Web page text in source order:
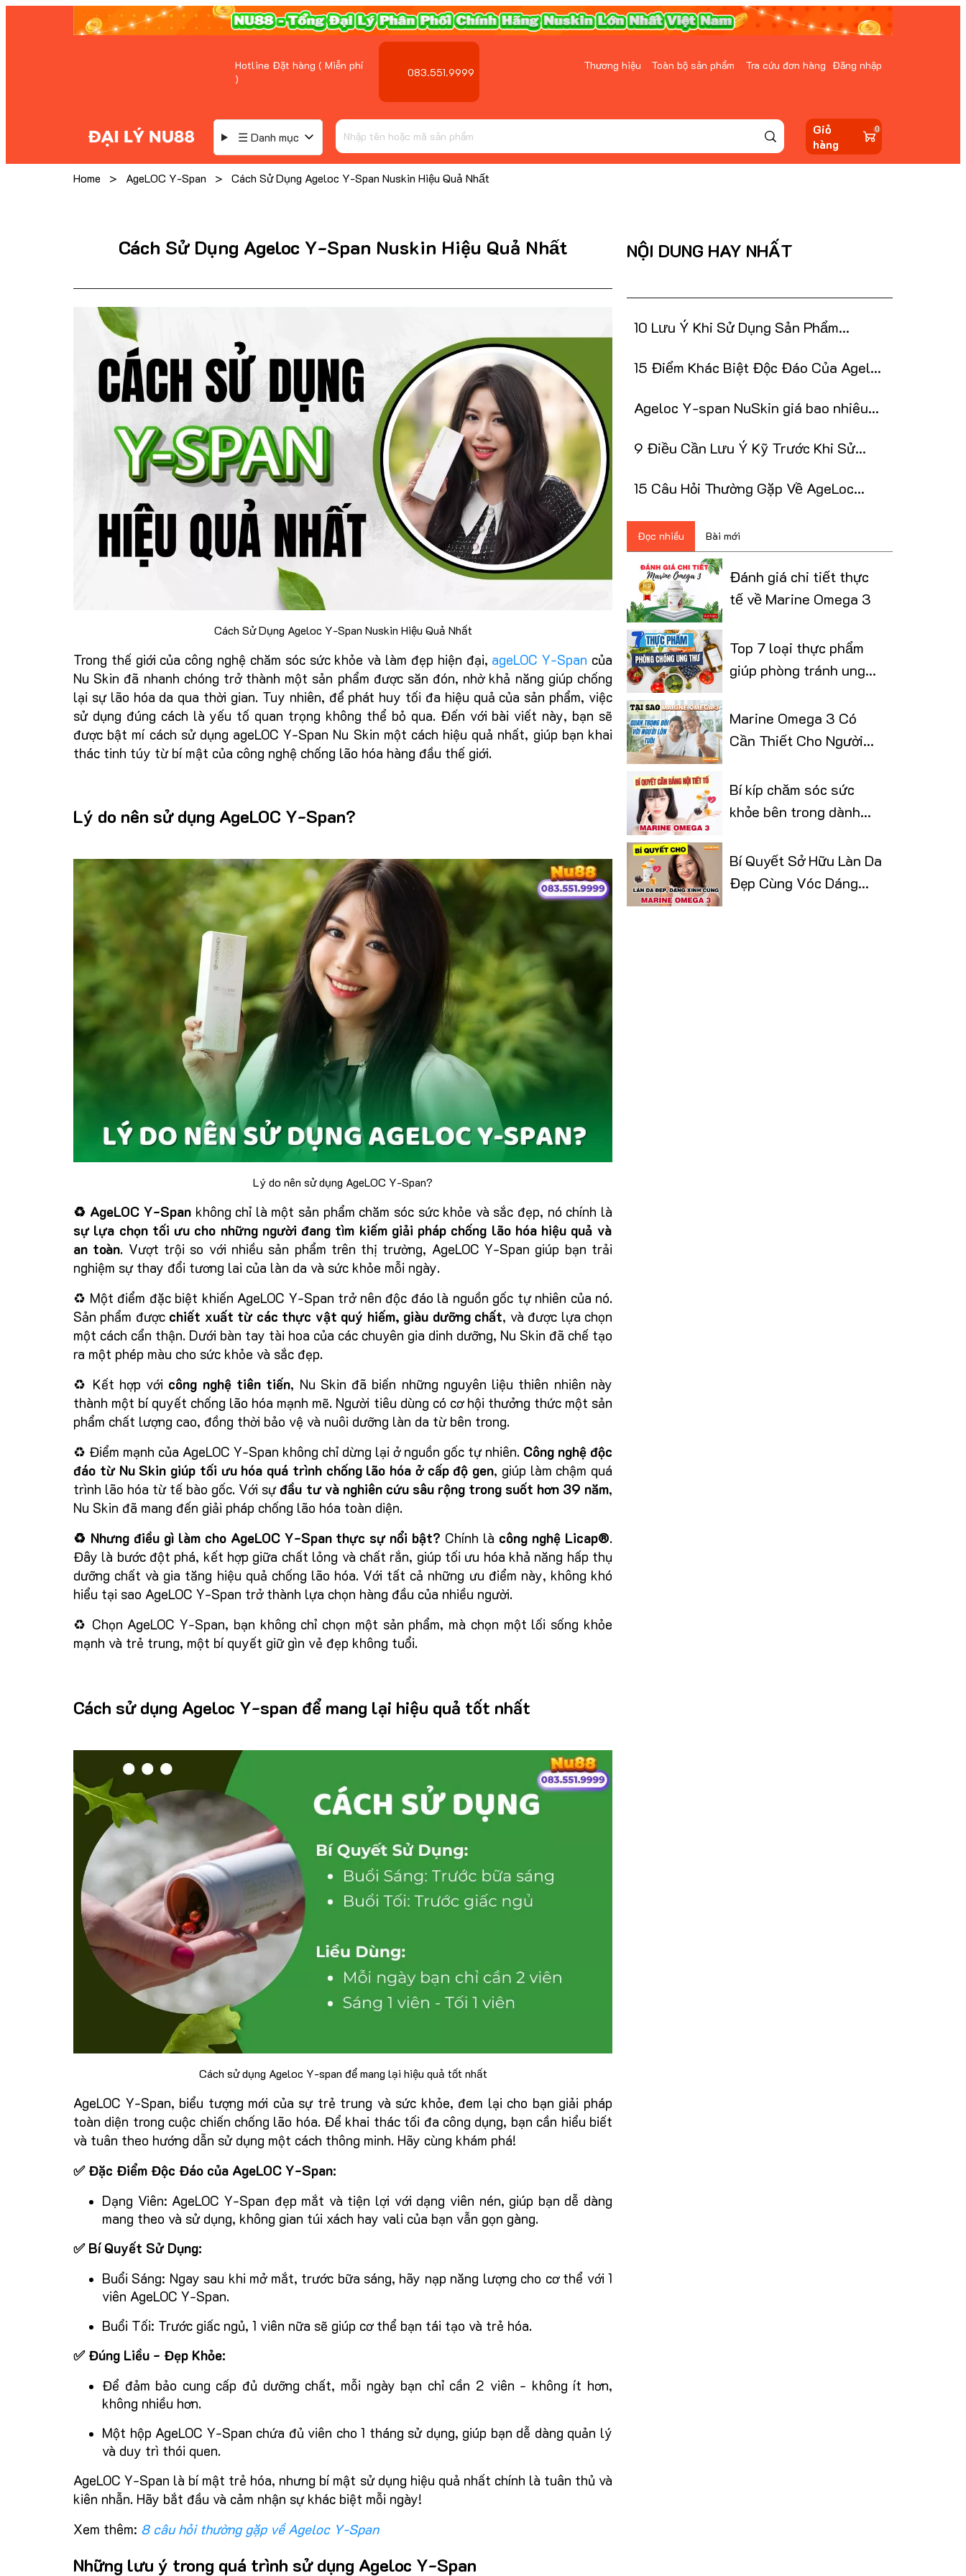
Hotline Đặt hàng ( Miễn phí
)
083.551.9999 Thương hiệu Toàn bộ sản phẩm Tra cứu đơn hàng Đăng nhập
0
Giỏ
hàng
☰ Danh mục
Home > AgeLOC Y-Span > Cách Sử Dụng Ageloc Y-Span Nuskin Hiệu Quả Nhất
Cách Sử Dụng Ageloc Y-Span Nuskin Hiệu Quả Nhất
Cách Sử Dụng Ageloc Y-Span Nuskin Hiệu Quả Nhất
Trong thế giới của công nghệ chăm sóc sức khỏe và làm đẹp hiện đại, ageLOC Y-Span của
Nu Skin đã nhanh chóng trở thành một sản phẩm được săn đón, nhờ khả năng giúp chống
lại sự lão hóa da qua thời gian. Tuy nhiên, để phát huy tối đa hiệu quả của sản phẩm, việc
sử dụng đúng cách là yếu tố quan trọng không thể bỏ qua. Đến với bài viết này, bạn sẽ
được bật mí cách sử dụng ageLOC Y-Span Nu Skin một cách hiệu quả nhất, giúp bạn khai
thác tinh túy từ bí mật của công nghệ chống lão hóa hàng đầu thế giới.
Lý do nên sử dụng AgeLOC Y-Span?
Lý do nên sử dụng AgeLOC Y-Span?
♻️ AgeLOC Y-Spankhông chỉ là một sản phẩm chăm sóc sức khỏe và sắc đẹp, nó chính là
sự lựa chọn tối ưu cho những người đang tìm kiếm giải pháp chống lão hóa hiệu quả và
an toàn. Vượt trội so với nhiều sản phẩm trên thị trường, AgeLOC Y-Span giúp bạn trải
nghiệm sự thay đổi tương lai của làn da và sức khỏe mỗi ngày.
♻️ Một điểm đặc biệt khiến AgeLOC Y-Span trở nên độc đáo là nguồn gốc tự nhiên của nó.
Sản phẩm được chiết xuất từ các thực vật quý hiếm, giàu dưỡng chất, và được lựa chọn
một cách cẩn thận. Dưới bàn tay tài hoa của các chuyên gia dinh dưỡng, Nu Skin đã chế tạo
ra một phép màu cho sức khỏe và sắc đẹp.
♻️ Kết hợp với công nghệ tiên tiến, Nu Skin đã biến những nguyên liệu thiên nhiên này
thành một bí quyết chống lão hóa mạnh mẽ. Người tiêu dùng có cơ hội thưởng thức một sản
phẩm chất lượng cao, đồng thời bảo vệ và nuôi dưỡng làn da từ bên trong.
♻️ Điểm mạnh của AgeLOC Y-Span không chỉ dừng lại ở nguồn gốc tự nhiên. Công nghệ độc
đáo từ Nu Skin giúp tối ưu hóa quá trình chống lão hóa ở cấp độ gen, giúp làm chậm quá
trình lão hóa từ tế bào gốc. Với sự đầu tư và nghiên cứu sâu rộng trong suốt hơn 39 năm,
Nu Skin đã mang đến giải pháp chống lão hóa toàn diện.
♻️ Nhưng điều gì làm cho AgeLOC Y-Span thực sự nổi bật? Chính là công nghệ Licap®.
Đây là bước đột phá, kết hợp giữa chất lỏng và chất rắn, giúp tối ưu hóa khả năng hấp thụ
dưỡng chất và gia tăng hiệu quả chống lão hóa. Với tất cả những ưu điểm này, không khó
hiểu tại sao AgeLOC Y-Span trở thành lựa chọn hàng đầu của nhiều người.
♻️ Chọn AgeLOC Y-Span, bạn không chỉ chọn một sản phẩm, mà chọn một lối sống khỏe
mạnh và trẻ trung, một bí quyết giữ gìn vẻ đẹp không tuổi.
Cách sử dụng Ageloc Y-span để mang lại hiệu quả tốt nhất
Cách sử dụng Ageloc Y-span để mang lại hiệu quả tốt nhất
AgeLOC Y-Span, biểu tượng mới của sự trẻ trung và sức khỏe, đem lại cho bạn giải pháp
toàn diện trong cuộc chiến chống lão hóa. Để khai thác tối đa công dụng, bạn cần hiểu biết
và tuân theo hướng dẫn sử dụng một cách thông minh. Hãy cùng khám phá!
✅ Đặc Điểm Độc Đáo của AgeLOC Y-Span:
Dạng Viên: AgeLOC Y-Span đẹp mắt và tiện lợi với dạng viên nén, giúp bạn dễ dàng
mang theo và sử dụng, không gian túi xách hay vali của bạn vẫn gọn gàng.
✅ Bí Quyết Sử Dụng:
Buổi Sáng: Ngay sau khi mở mắt, trước bữa sáng, hãy nạp năng lượng cho cơ thể với 1
viên AgeLOC Y-Span.
Buổi Tối: Trước giấc ngủ, 1 viên nữa sẽ giúp cơ thể bạn tái tạo và trẻ hóa.
✅ Đúng Liều - Đẹp Khỏe:
Để đảm bảo cung cấp đủ dưỡng chất, mỗi ngày bạn chỉ cần 2 viên - không ít hơn,
không nhiều hơn.
Một hộp AgeLOC Y-Span chứa đủ viên cho 1 tháng sử dụng, giúp bạn dễ dàng quản lý
và duy trì thói quen.
AgeLOC Y-Span là bí mật trẻ hóa, nhưng bí mật sử dụng hiệu quả nhất chính là tuân thủ và
kiên nhẫn. Hãy bắt đầu và cảm nhận sự khác biệt mỗi ngày!
Xem thêm: 8 câu hỏi thường gặp về Ageloc Y-Span
Những lưu ý trong quá trình sử dụng Ageloc Y-Span
NỘI DUNG HAY NHẤT
10 Lưu Ý Khi Sử Dụng Sản Phẩm
15 Điểm Khác Biệt Độc Đáo Của Ageloc
Ageloc Y-span NuSkin giá bao nhiêu?
9 Điều Cần Lưu Ý Kỹ Trước Khi Sử
15 Câu Hỏi Thường Gặp Về AgeLoc
Đọc nhiều Bài mới
Đánh giá chi tiết thực
tế về Marine Omega 3
Top 7 loại thực phẩm
giúp phòng tránh ung
Marine Omega 3 Có
Cần Thiết Cho Người
Bí kíp chăm sóc sức
khỏe bên trong dành
Bí Quyết Sở Hữu Làn Da
Đẹp Cùng Vóc Dáng